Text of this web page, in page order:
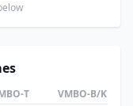
T VMBO-B/K